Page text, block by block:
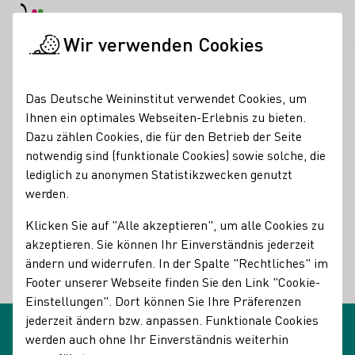
Glossareinträge
Name des Begriffes:
Hektar
Beschreibungen des Begriffes:
Hektar
Flächenmaß: 1 ha = 100 ar = 10.000 m2
Zurück
Wir verwenden Cookies
Das Deutsche Weininstitut verwendet Cookies, um
Ihnen ein optimales Webseiten-Erlebnis zu bieten.
Dazu zählen Cookies, die für den Betrieb der Seite
notwendig sind (funktionale Cookies) sowie solche, die
lediglich zu anonymen Statistikzwecken genutzt
werden.
Klicken Sie auf "Alle akzeptieren", um alle Cookies zu
akzeptieren. Sie können Ihr Einverständnis jederzeit
ändern und widerrufen. In der Spalte "Rechtliches" im
Footer unserer Webseite finden Sie den Link "Cookie-
Einstellungen". Dort können Sie Ihre Präferenzen
jederzeit ändern bzw. anpassen. Funktionale Cookies
werden auch ohne Ihr Einverständnis weiterhin